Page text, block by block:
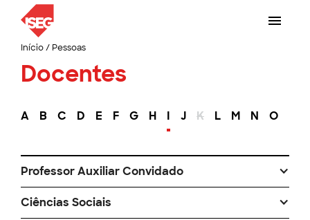
Início/ Pessoas
Docentes
A B C D E F G H I J K L M N O
Professor Auxiliar Convidado
Ciências Sociais